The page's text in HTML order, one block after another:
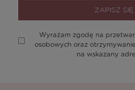
ZAPISZ SIĘ
Wyrażam zgodę na
osobowych oraz
na wskazany